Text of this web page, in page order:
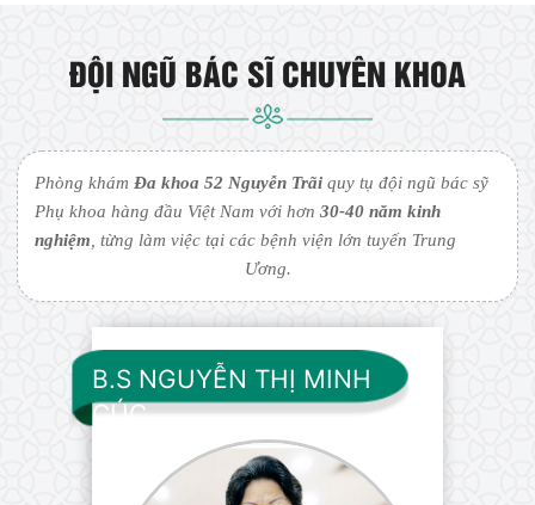
ĐỘI NGŨ BÁC SĨ CHUYÊN KHOA
Phòng khámĐa khoa 52 Nguyễn Trãi quy tụ đội ngũ bác sỹ
Phụ khoa hàng đầu Việt Nam với hơn30-40 năm kinh
nghiệm , từng làm việc tại các bệnh viện lớn tuyến Trung
Ương.
B.S NGUYỄN THỊ MINH
CÚC